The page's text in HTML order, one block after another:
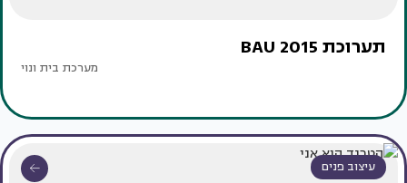
תערוכת BAU 2015
מערכת בית ונוי
עיצוב פנים